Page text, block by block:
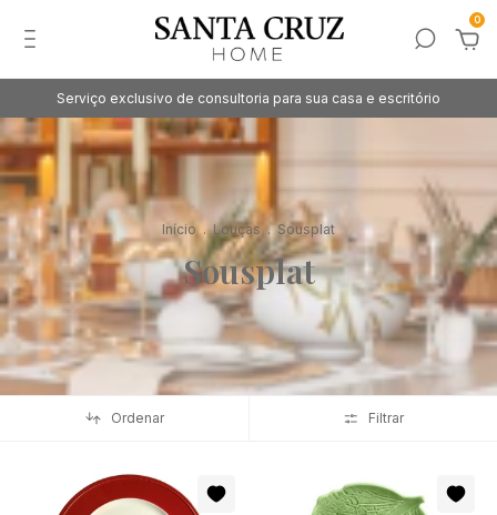
0
Serviço exclusivo de consultoria para sua casa e escritório
Início . Louças . Sousplat
Sousplat
Ordenar Filtrar